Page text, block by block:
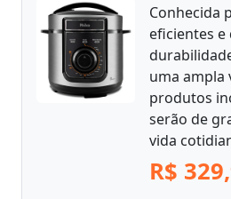
Conhecida
eficientes e
uma ampla
produtos
serão de
vida
R$